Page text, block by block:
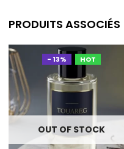
PRODUITS ASSOCIÉS
- 13% HOT
OUT OF STOCK